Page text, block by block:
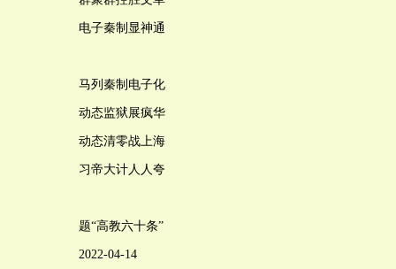
电子秦制显神通
马列秦制电子化
动态监狱展疯华
动态清零战上海
习帝大计人人夸
题“高教六十条”
2022-04-14